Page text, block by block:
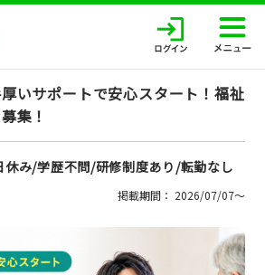
厚いサポートで安心スタート！福祉
集！
み/学歴不問/研修制度あり/転勤なし
掲載期間： 2026/07/07〜